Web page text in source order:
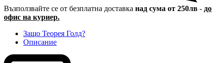
Възползвайте се от безплатна доставка над сума от 250лв - до
офис на куриер.
Защо Теорея Голд?
Описание